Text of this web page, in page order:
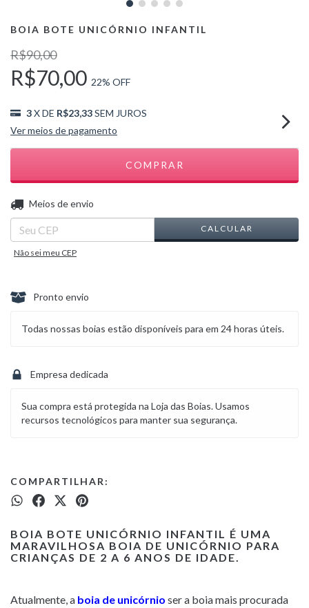
BOIA BOTE UNICÓRNIO INFANTIL
R$90,00
R$70,00 22% OFF
3X DE R$23,33SEM JUROS
Ver meios de pagamento
Entregas para o CEP:
Meios de envio
CALCULAR
Não sei meu CEP
Pronto envio
Todas nossas boias estão disponíveis para em 24 horas úteis.
Empresa dedicada
Sua compra está protegida na Loja das Boias. Usamos
recursos tecnológicos para manter sua segurança.
COMPARTILHAR:
BOIA BOTE UNICÓRNIO INFANTIL É UMA
MARAVILHOSA BOIA DE UNICÓRNIO PARA
CRIANÇAS DE 2 A 6 ANOS DE IDADE.
Atualmente, a boia de unicórnio ser a boia mais procurada